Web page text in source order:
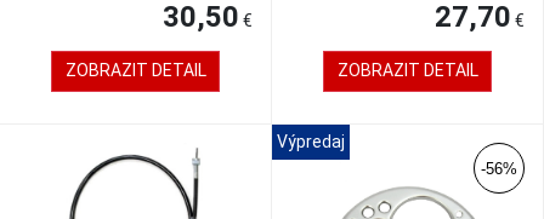
30,50 €
ZOBRAZIT DETAIL
27,70 €
ZOBRAZIT DETAIL
Výpredaj
-56%